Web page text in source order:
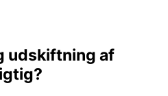
udskiftning af